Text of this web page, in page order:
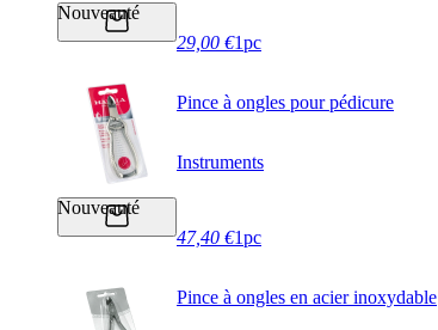
Nouveauté
29,00 €1pc
Nouveauté
Pince à ongles pour pédicure
Instruments
47,40 €1pc
Pince à ongles en acier inoxydable